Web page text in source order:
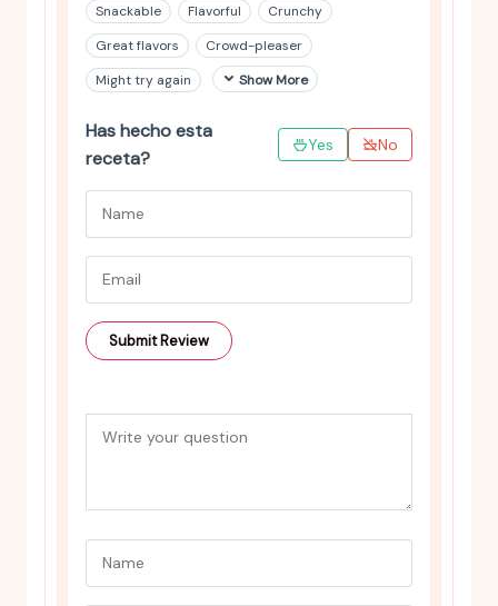
Snackable
Flavorful
Crunchy
Great flavors
Crowd-pleaser
Might try again
Show More
Has hecho esta
receta?
Yes No